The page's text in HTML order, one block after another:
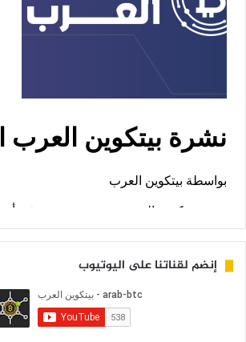
إنضم لقناتنا على اليوتيوب